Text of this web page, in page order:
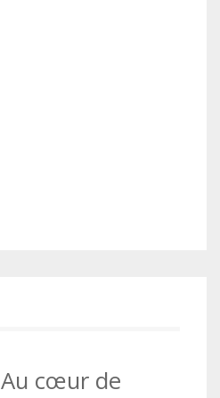
Au cœur de